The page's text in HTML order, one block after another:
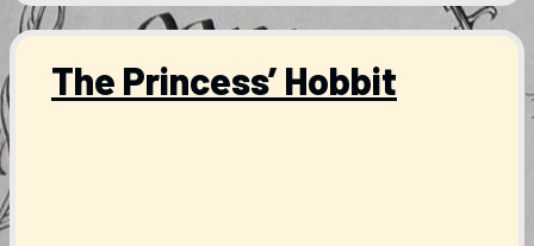
The Princess’ Hobbit